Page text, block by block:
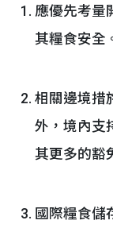
應優先考量
其糧食安全
相關邊境措
外，境內支
其更多的豁
國際糧食儲